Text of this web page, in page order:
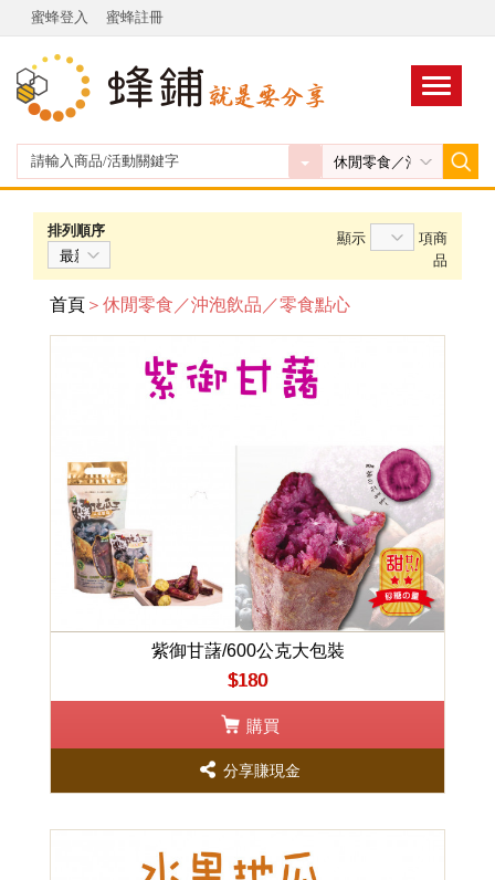
蜜蜂登入 蜜蜂註冊
排列順序 顯示
項商
品
首頁 ＞休閒零食／沖泡飲品／零食點心
紫御甘藷/600公克大包裝
$180
購買
分享賺現金